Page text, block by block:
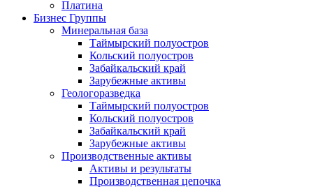
Платина
Бизнес Группы
Минеральная база
Таймырский полуостров
Кольский полуостров
Забайкальский край
Зарубежные активы
Геологоразведка
Таймырский полуостров
Кольский полуостров
Забайкальский край
Зарубежные активы
Производственные активы
Активы и результаты
Производственная цепочка